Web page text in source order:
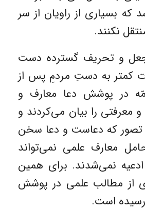
که بسیاری از راویان از سر
نکنند.
جعل و تحریف گسترده دست
کمتر به دستِ مردمِ پس از
در پوشش دعا معارف و
معرفتی را بیان می‌کردند و
تصور که دعاست و دعا سخن
معارف علمی نمی‌تواند
نمی‌شدند. برای همین
از مطالب علمی در پوشش
است.